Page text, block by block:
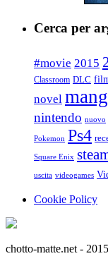
Cerca per
#movie 2015
Classroom DLC
novel
nintendo nuovo
Pokemon Ps4
Square Enix
uscita videogames
Cookie Policy
chotto-matte.net - 2015